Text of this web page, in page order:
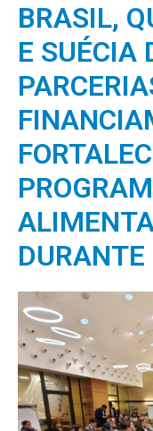
BRASIL,
E SUÉCIA
DURANTE